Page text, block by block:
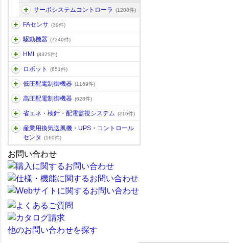
サーボシステムコントローラ (1208件)
FAセンサ (39件)
駆動機器 (7240件)
HMI (8325件)
ロボット (651件)
低圧配電制御機器 (1169件)
高圧配電制御機器 (628件)
省エネ・検針・配電監視システム (216件)
産業用換気送風機・UPS・コントロール
センタ
(160件)
お問い合わせ
他のお問い合わせを探す